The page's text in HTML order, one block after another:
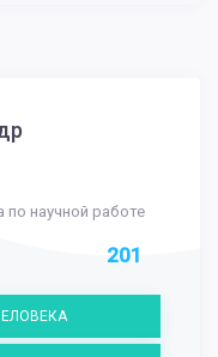
по научной работе
201